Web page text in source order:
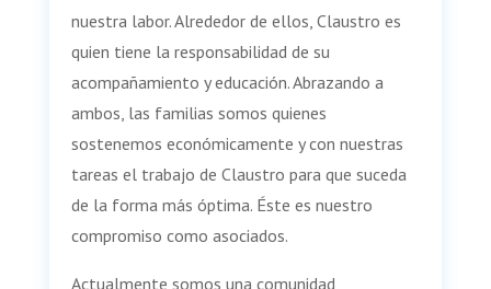
nuestra labor. Alrededor de ellos, Claustro es
quien tiene la responsabilidad de su
acompañamiento y educación. Abrazando a
ambos, las familias somos quienes
sostenemos económicamente y con nuestras
tareas el trabajo de Claustro para que suceda
de la forma más óptima. Éste es nuestro
compromiso como asociados.
Actualmente somos una comunidad